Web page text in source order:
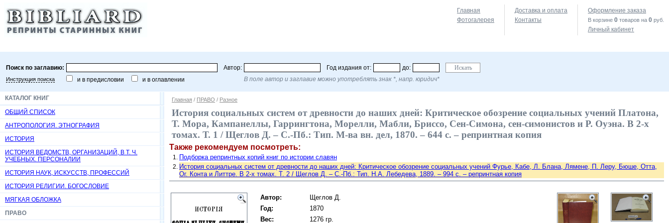
Главная
Фотогалерея
Доставка и оплата
Контакты
Оформление заказа
В корзине 0 товаров на 0 руб.
Личный кабинет
Поиск по заглавию: Автор: Год издания от: до:
Инструкция поиска и в предисловии и в оглавлении В поле автор и заглавие можно употреблять знак *, напр. юридич*
КАТАЛОГ КНИГ
ОБЩИЙ СПИСОК
АНТРОПОЛОГИЯ. ЭТНОГРАФИЯ
ИСТОРИЯ
ИСТОРИЯ ВЕДОМСТВ, ОРГАНИЗАЦИЙ, В Т. Ч.
УЧЕБНЫХ. ПЕРСОНАЛИИ
ИСТОРИЯ НАУК, ИСКУССТВ, ПРОФЕССИЙ
ИСТОРИЯ РЕЛИГИИ. БОГОСЛОВИЕ
МЯГКАЯ ОБЛОЖКА
ПРАВО
Главная / ПРАВО / Разное
История социальных систем от древности до наших дней: Критическое обозрение социальных учений Платона,
Т. Мора, Кампанеллы, Гаррингтона, Морелли, Мабли, Бриссо, Сен-Симона, сен-симонистов и Р. Оуэна. В 2-х
томах. Т. 1 / Щеглов Д. – С.-Пб.: Тип. М-ва вн. дел, 1870. – 644 c. – репринтная копия
Также рекомендуем посмотреть:
Подборка репринтных копий книг по истории славян
История социальных систем от древности до наших дней: Критическое обозрение социальных учений Фурье, Кабе, Л. Блана, Лямене, П. Леру, Бюше, Отта,
Ог. Конта и Литтре. В 2-х томах. Т. 2 / Щеглов Д. – С.-Пб.: Тип. Н.А. Лебедева, 1889. – 994 c. – репринтная копия
Автор:
Щеглов Д.
Год:
1870
Вес:
1276 гр.